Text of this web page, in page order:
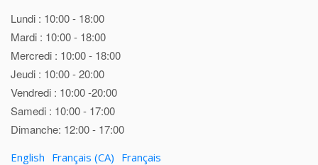
Lundi : 10:00 - 18:00
Mardi : 10:00 - 18:00
Mercredi : 10:00 - 18:00
Jeudi : 10:00 - 20:00
Vendredi : 10:00 -20:00
Samedi : 10:00 - 17:00
Dimanche: 12:00 - 17:00
English Français (CA) Français